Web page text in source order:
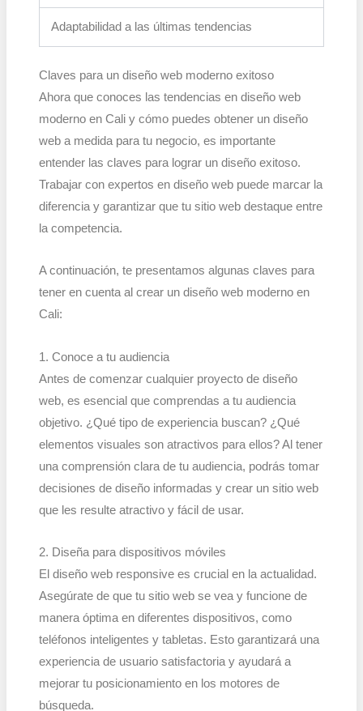
Adaptabilidad a las últimas tendencias
Claves para un diseño web moderno exitoso
Ahora que conoces las tendencias en diseño web
moderno en Cali y cómo puedes obtener un diseño
web a medida para tu negocio, es importante
entender las claves para lograr un diseño exitoso.
Trabajar con expertos en diseño web puede marcar la
diferencia y garantizar que tu sitio web destaque entre
la competencia.
A continuación, te presentamos algunas claves para
tener en cuenta al crear un diseño web moderno en
Cali:
1. Conoce a tu audiencia
Antes de comenzar cualquier proyecto de diseño
web, es esencial que comprendas a tu audiencia
objetivo. ¿Qué tipo de experiencia buscan? ¿Qué
elementos visuales son atractivos para ellos? Al tener
una comprensión clara de tu audiencia, podrás tomar
decisiones de diseño informadas y crear un sitio web
que les resulte atractivo y fácil de usar.
2. Diseña para dispositivos móviles
El diseño web responsive es crucial en la actualidad.
Asegúrate de que tu sitio web se vea y funcione de
manera óptima en diferentes dispositivos, como
teléfonos inteligentes y tabletas. Esto garantizará una
experiencia de usuario satisfactoria y ayudará a
mejorar tu posicionamiento en los motores de
búsqueda.